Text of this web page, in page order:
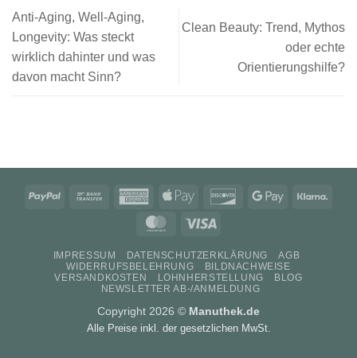
Anti-Aging, Well-Aging,
Longevity: Was steckt
wirklich dahinter und was
davon macht Sinn?
Clean Beauty: Trend, Mythos
oder echte
Orientierungshilfe?
PayPal
Bank
American
Express
Apple
DiscoverGoogle
MasterCard
IMPRESSUM DATENSCHUTZERKLÄRUNG
AGB
WIDERRUFSBELEHRUNG
BILDNACHWEISE
VERSANDKOSTEN
LOHNHERSTELLUNG
BLOG
NEWSLETTER AB-/ANMELDUNG
Copyright 2026 © Manuthek.de
Alle Preise inkl. der gesetzlichen MwSt.